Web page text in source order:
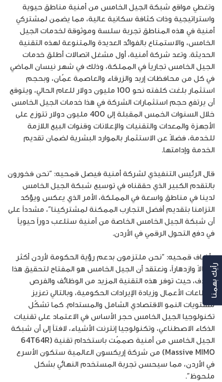
وتغطي مواقع شبكة الجيل الخامس من أمنية مناطق حيوية
واستراتيجية وذات كثافة سكانية عالية، مما يضمن لمشتركي
أمنية في هذه المناطق تجربة سلسة وموثوقة لخدمات الجيل
الخامس، والاستمتاع بالفوائد العديدة والمتنوعة لهذه التقنية
الحديثة. وتعد شركة أمنية، أول مشغل اتصالات أطلق خدمات
الجيل الخامس تجارياً في المملكة، وذلك في شهر نيسان الماضي
في كل من محافظات إربد والزرقاء والعاصمة عمّان، وبحجم
استثمار بلغت كلفته نحو 100 مليون دولار للعام الحالي، ويتوقع
أن يرتفع حجم استثمارات الشركة في هذا خدمات الجيل الخامس
خلال السنوات الخمس المقبلة إلى 400 مليون دولار تتوزع على
الأجهزة والمعدات والتقنيات والإعلانات وقنوات البيع اللازمة
للخدمة، فضلاً عن الاستثمار بالموارد البشرية لضمان تقديم
الخدمة وإدامتها.
قال الرئيس التنفيذي لشركة أمنية فيصل قمحيه: “نحن فخورون
بالتقدم الكبير الذي حققناه في توسيع شبكة الجيل الخامس
لدينا في مناطق واسعة في المملكة، الأمر الذي يعكس ويؤكد
التزامنا بتقديم أفضل التجارب الممكنة لمشتركينا”، مشدداً على
أن شبكة الجيل الخامس الخاصة من أمنية ستلعب دوراً حيوياً
في دفع التحول الرقمي في الأردن.
وأضاف قمحيه: “نحن ملتزمون بدعم رؤية الحكومة لأردن أكثر
اتصالاً وازدهاراً، ونعتقد أن الجيل الخامس هو المفتاح لتحقيق هذا
الهدف، حيث توفر هذه التقنية المزيد من الوظائف والفرص
لقطاعات الأعمال وزيادة الإيرادات الحكومية، وبالتالي تعزيز
مستويات النمو الاقتصادي الشامل والمستدام. كما تشكّل
تكنولوجيا الجيل الخامس حجر الأساس في الاعتماد على تقنيات
الذكاء الاصطناعي، وتكنولوجيا إنترنت الأشياء، لافتاً إلى أن شبكة
الجيل الخامس من أمنية صممّت باستخدام تقنية (64T64R
Massive MIMO) من شركة إريكسون العالمية ستكون الأسرع
في الأردن، مما سيحسن تجربة المستخدم النهائي بشكل
ملحوظ”.
رأيك بهمنا